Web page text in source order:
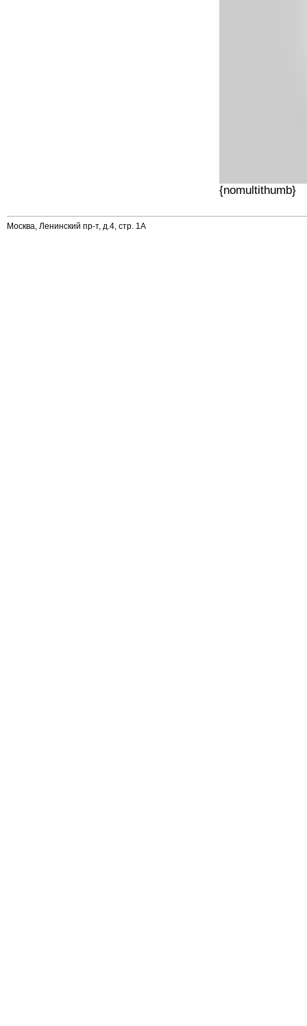
{nomultithumb}
Москва, Ленинский пр-т, д.4, стр. 1А